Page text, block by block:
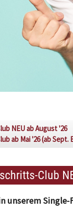
NEU ab August '26
ab Mai '26 (ab Sept.
Club
unserem